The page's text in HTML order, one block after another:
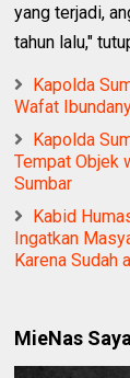
yang terjadi,
tahun lalu,"
Kapolda
Wafat
Kapolda
Tempat Objek
Sumbar
Kabid
Ingatkan
Karena Sudah
MieNas